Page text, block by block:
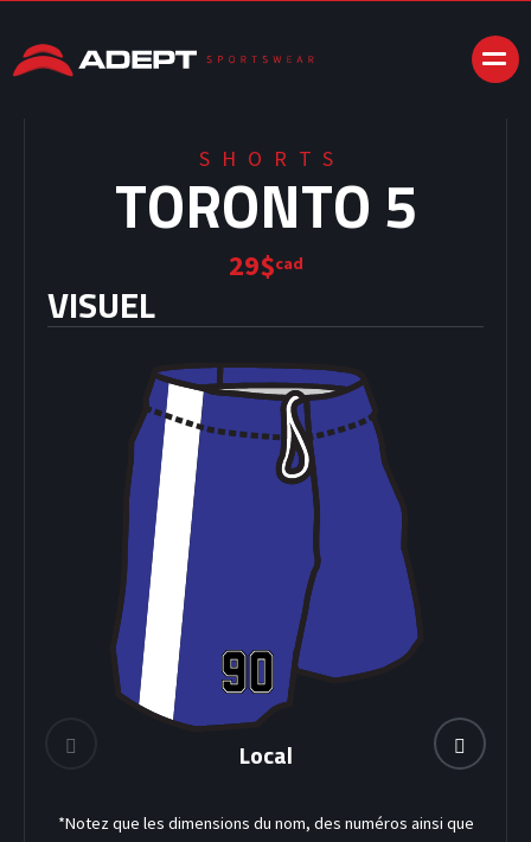
SHORTS
TORONTO 5
29$cad
VISUEL
Local
*Notez que les dimensions du nom, des numéros ainsi que